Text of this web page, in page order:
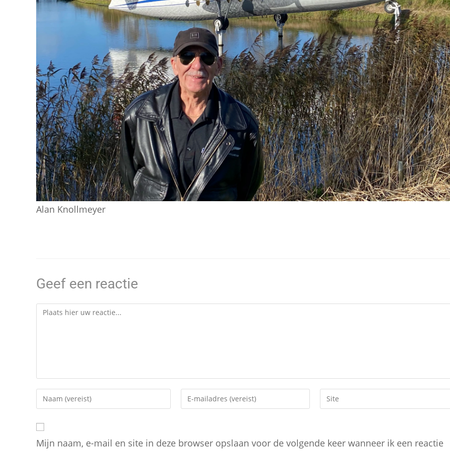
Alan Knollmeyer
Geef een reactie
Mijn naam, e-mail en site in deze browser opslaan voor de volgende keer wanneer ik een reactie